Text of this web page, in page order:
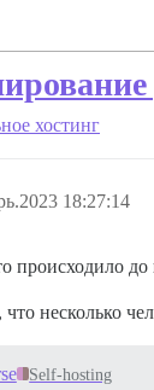
хостинг
18:27:14
происходило
несколько
Self-hosting